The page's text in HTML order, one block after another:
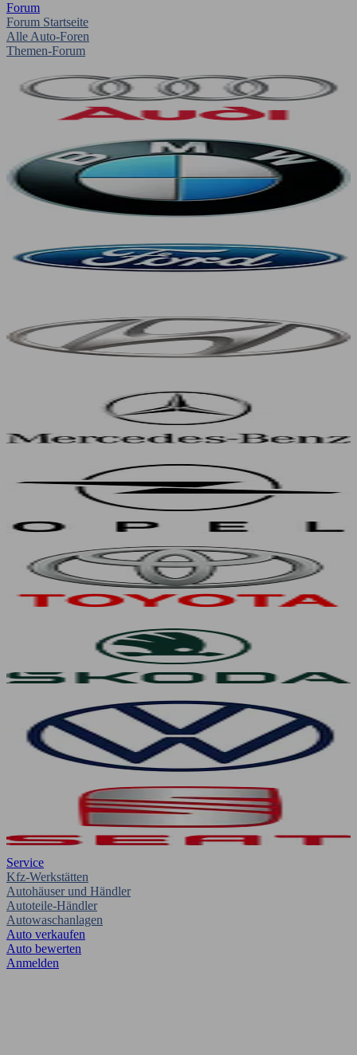
Forum
Forum Startseite
Alle Auto-Foren
Themen-Forum
Service
Kfz-Werkstätten
Autohäuser und Händler
Autoteile-Händler
Autowaschanlagen
Auto verkaufen
Auto bewerten
Anmelden